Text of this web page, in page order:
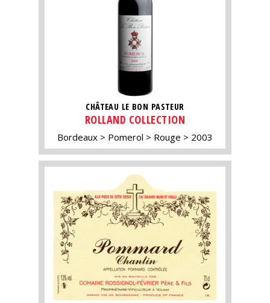
CHÂTEAU LE BON PASTEUR
ROLLAND COLLECTION
Bordeaux Pomerol Rouge 2003